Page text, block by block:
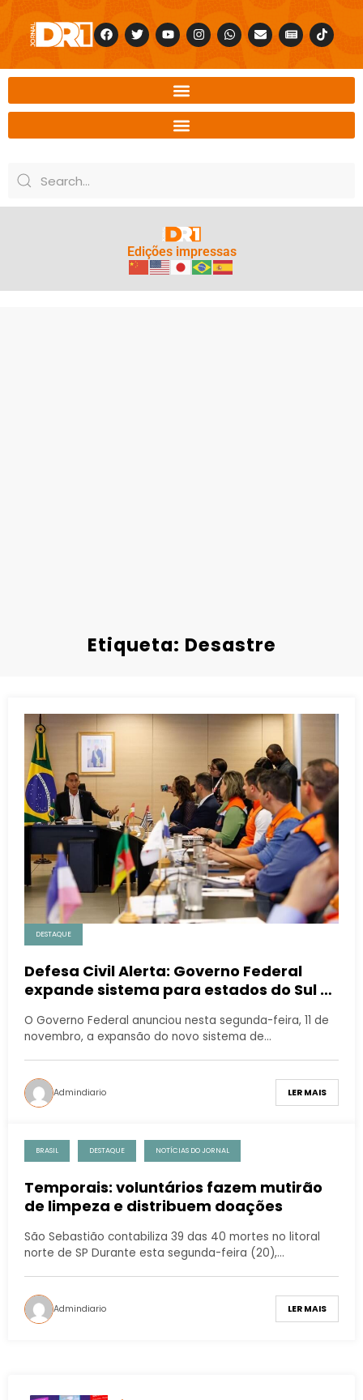
Edições impressas
Etiqueta: Desastre
DESTAQUE
Defesa Civil Alerta: Governo Federal
expande sistema para estados do Sul e
O Governo Federal anunciou nesta segunda-feira, 11 de
novembro, a expansão do novo sistema de…
Admindiario LER MAIS
BRASIL DESTAQUE NOTÍCIAS DO JORNAL
Temporais: voluntários fazem mutirão
de limpeza e distribuem doações
São Sebastião contabiliza 39 das 40 mortes no litoral
norte de SP Durante esta segunda-feira (20),…
Admindiario LER MAIS